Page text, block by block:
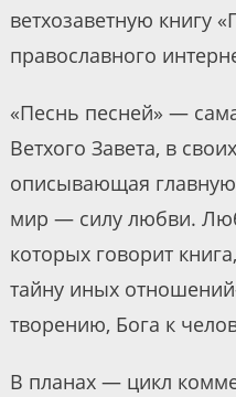
ветхозаветную книгу
православного
«Песнь песней» —
Ветхого Завета, в
описывающая
мир — силу любви.
которых говорит
тайну иных
творению, Бога к
В планах — цикл